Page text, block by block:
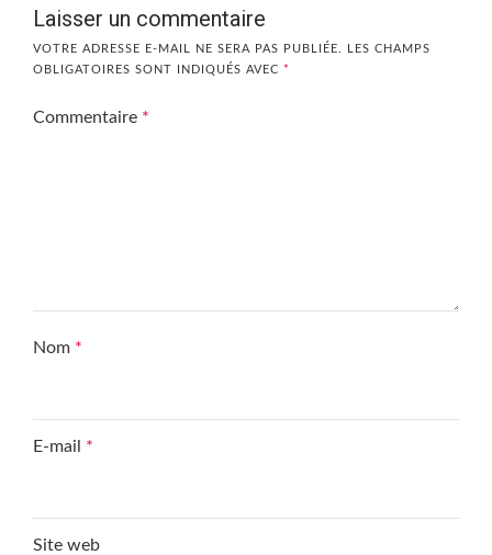
Laisser un commentaire
VOTRE ADRESSE E-MAIL NE SERA PAS PUBLIÉE.
LES CHAMPS
OBLIGATOIRES SONT INDIQUÉS AVEC *
Commentaire *
Nom *
E-mail *
Site web